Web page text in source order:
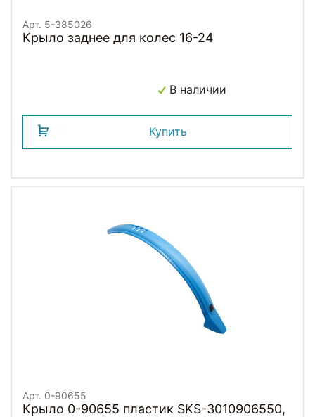
Арт. 5-385026
Крыло заднее для колес 16-24
В наличии
Купить
Арт. 0-90655
Крыло 0-90655 пластик SKS-3010906550,